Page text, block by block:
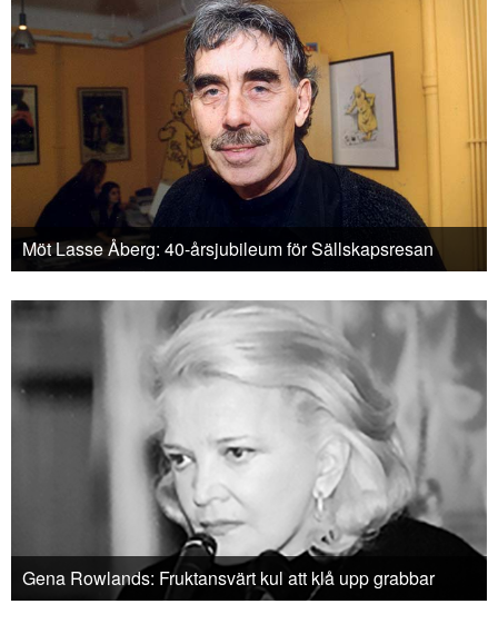
Möt Lasse Åberg: 40-årsjubileum för Sällskapsresan
Gena Rowlands: Fruktansvärt kul att klå upp grabbar